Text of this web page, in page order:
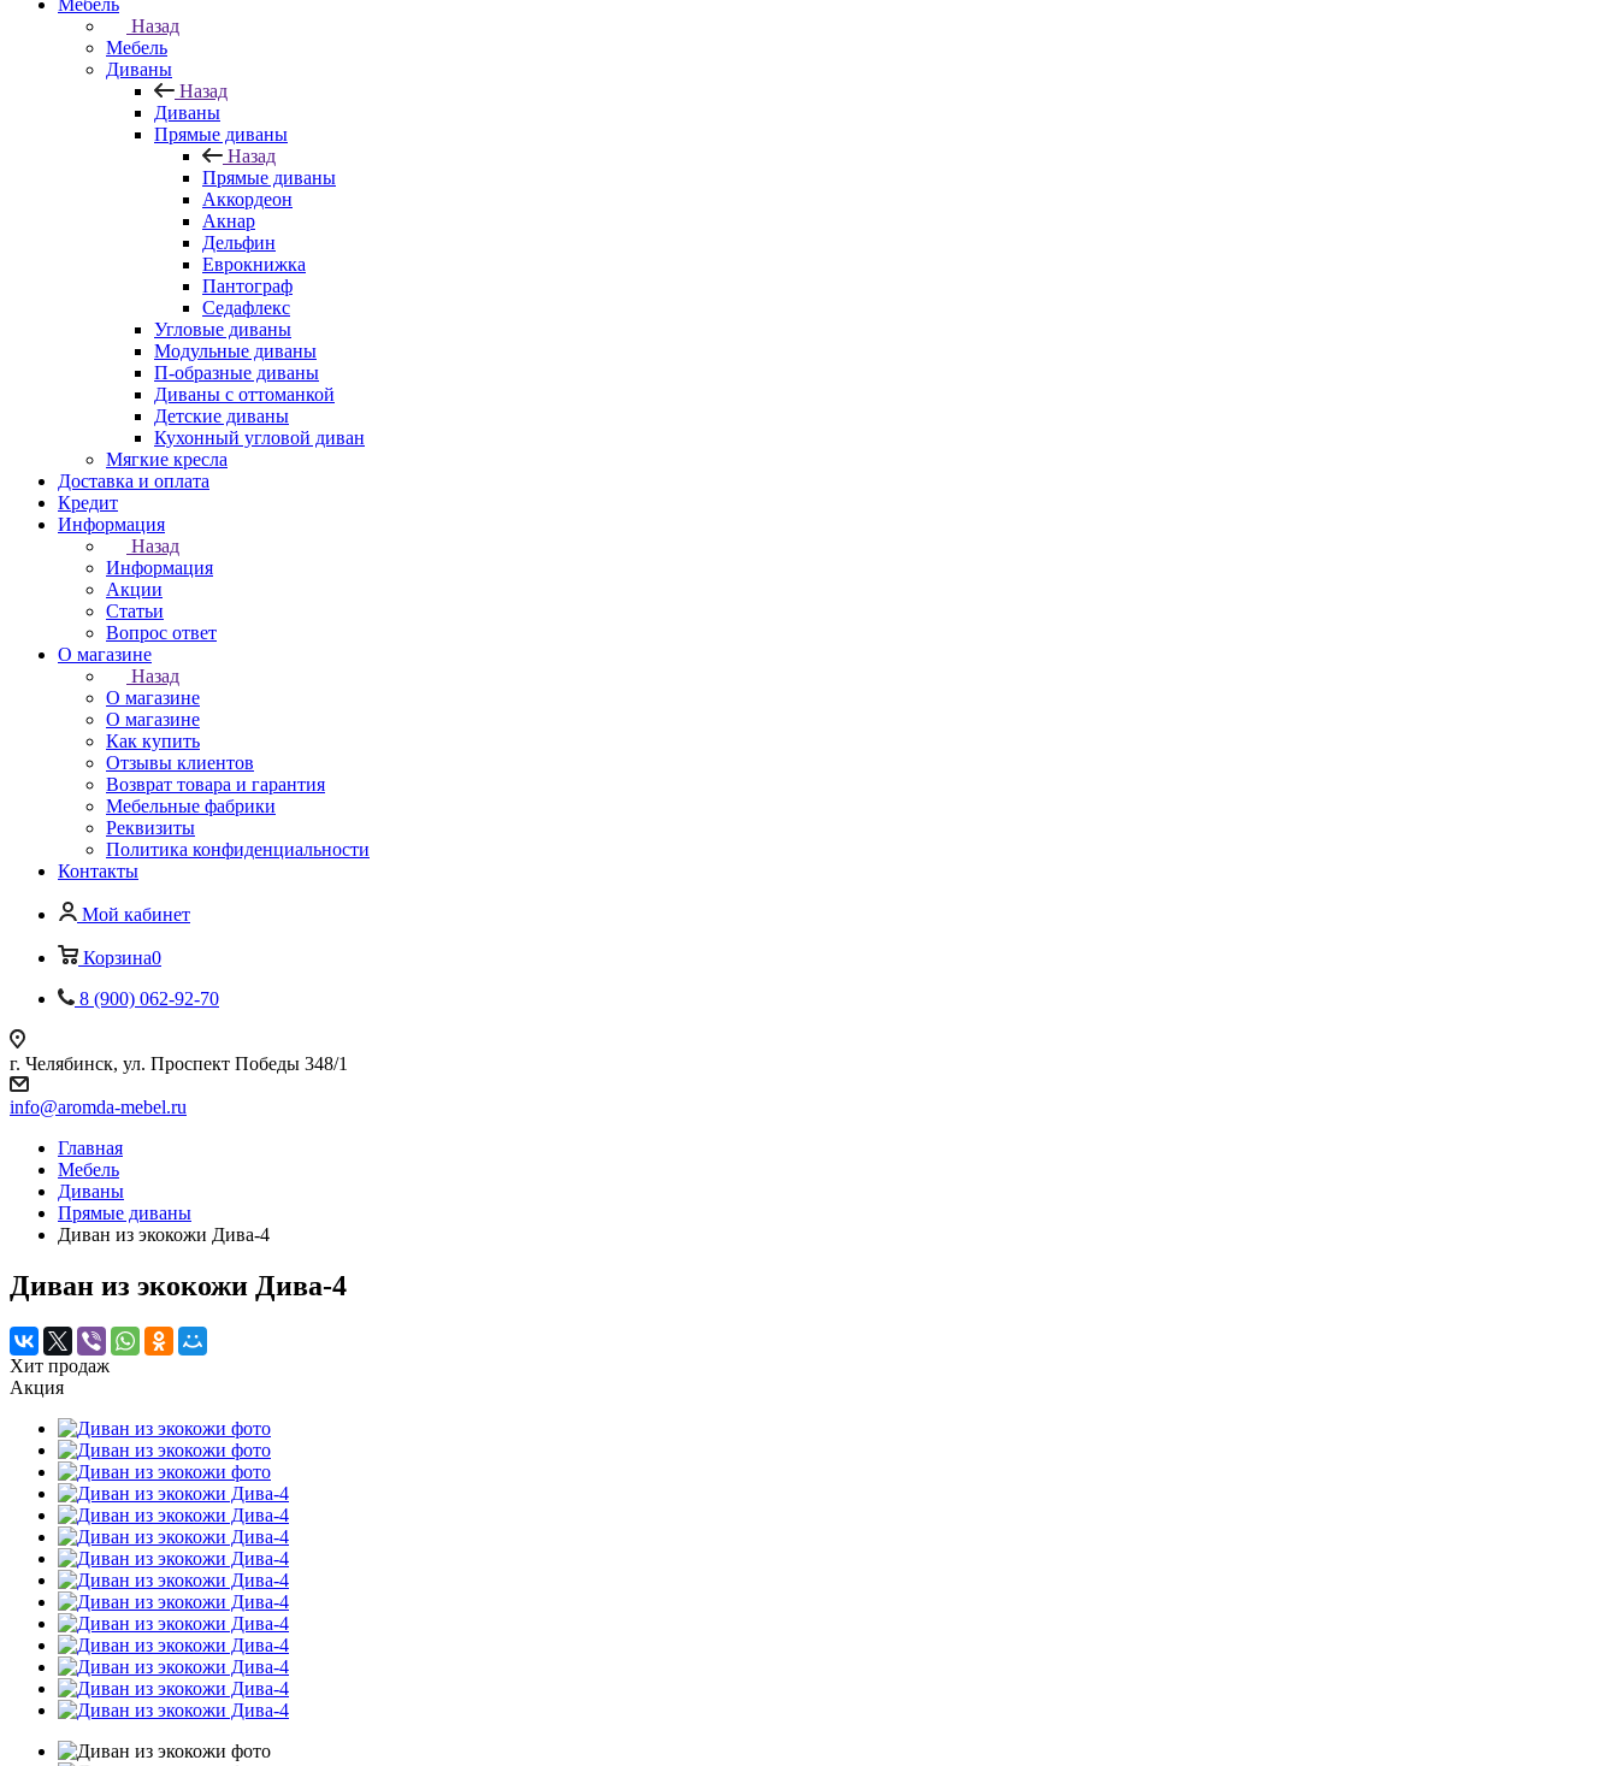
Мебель
Назад
Мебель
Диваны
Назад
Диваны
Прямые диваны
Назад
Прямые диваны
Аккордеон
Акнар
Дельфин
Еврокнижка
Пантограф
Седафлекс
Угловые диваны
Модульные диваны
П-образные диваны
Диваны с оттоманкой
Детские диваны
Кухонный угловой диван
Мягкие кресла
Доставка и оплата
Кредит
Информация
Назад
Информация
Акции
Статьи
Вопрос ответ
О магазине
Назад
О магазине
О магазине
Как купить
Отзывы клиентов
Возврат товара и гарантия
Мебельные фабрики
Реквизиты
Политика конфиденциальности
Контакты
Мой кабинет
Корзина0
8 (900) 062-92-70
г. Челябинск, ул. Проспект Победы 348/1
info@aromda-mebel.ru
Главная
Мебель
Диваны
Прямые диваны
Диван из экокожи Дива-4
Диван из экокожи Дива-4
Хит продаж
Акция